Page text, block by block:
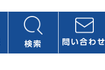
検索 問い合わせ